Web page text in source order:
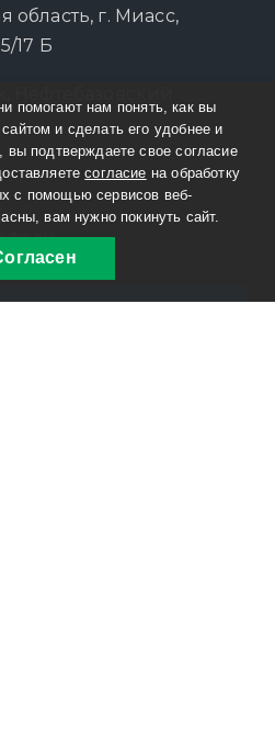
область, г. Миасс,
17 Б
помогают нам понять, как вы
и сделать его удобнее и
подтверждаете свое согласие
согласие на обработку
с помощью сервисов веб-
вам нужно покинуть сайт.